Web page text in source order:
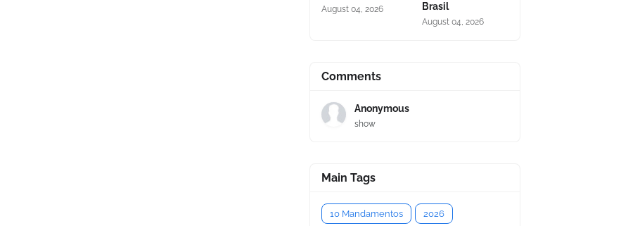
August 04, 2026
Brasil
August 04, 2026
Comments
Anonymous
show
Main Tags
10 Mandamentos 2026